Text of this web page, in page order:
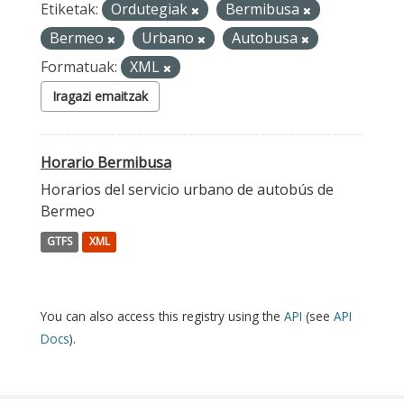
Etiketak: Ordutegiak
Bermibusa
Bermeo
Urbano
Autobusa
Formatuak:
XML
Iragazi emaitzak
Horario Bermibusa
Horarios del servicio urbano de autobús de
Bermeo
GTFS XML
You can also access this registry using the API (see API
Docs).